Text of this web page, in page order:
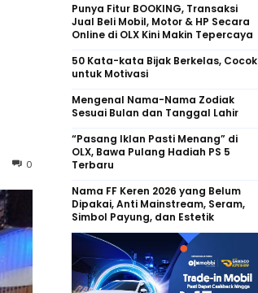
0
Punya Fitur BOOKING, Transaksi
Jual Beli Mobil, Motor & HP Secara
Online di OLX Kini Makin Tepercaya
50 Kata-kata Bijak Berkelas, Cocok
untuk Motivasi
Mengenal Nama-Nama Zodiak
Sesuai Bulan dan Tanggal Lahir
“Pasang Iklan Pasti Menang” di
OLX, Bawa Pulang Hadiah PS 5
Terbaru
Nama FF Keren 2026 yang Belum
Dipakai, Anti Mainstream, Seram,
Simbol Payung, dan Estetik